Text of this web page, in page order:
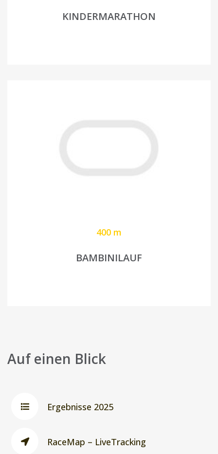
KINDERMARATHON
400 m
BAMBINILAUF
Auf einen Blick
Ergebnisse 2025
RaceMap – LiveTracking